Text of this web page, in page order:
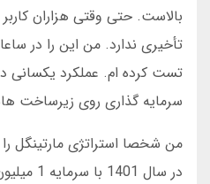
بالاست. حتی وقتی هزاران
تست کرده ام. عملکرد یکسانی
سرمایه گذاری روی زیرساخت
من شخصا استراتژی مارتینگل
در سال